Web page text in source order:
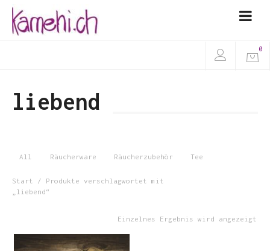
0
liebend
All Räucherware Räucherzubehör Tee
Start
/ Produkte verschlagwortet mit
„liebend“
Einzelnes Ergebnis wird angezeigt